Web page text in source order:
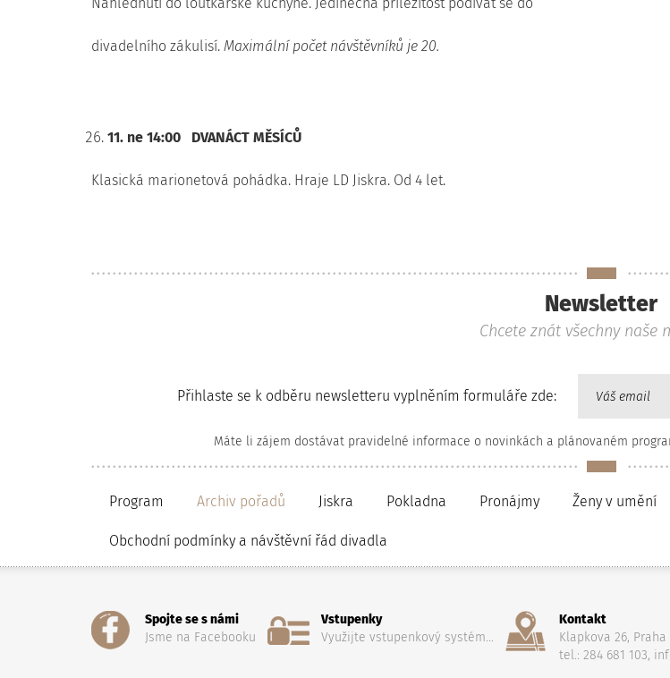
divadelního zákulisí. Maximální počet návštěvníků je 20.
11. ne 14:00 DVANÁCT MĚSÍCŮ
Klasická marionetová pohádka. Hraje LD Jiskra. Od 4 let.
Newsletter
Chcete znát všechny naše
Přihlaste se k odběru newsletteru vyplněním formuláře zde:
Máte li zájem dostávat pravidelné informace o novinkách a plánovaném
Program Archiv pořadů Jiskra Pokladna Pronájmy Ženy v umění
Obchodní podmínky a návštěvní řád divadla
Spojte se s námi
Jsme na Facebooku
Vstupenky
Využijte vstupenkový systém...
Kontakt
Klapkova 26,
tel.: 284 681 103,